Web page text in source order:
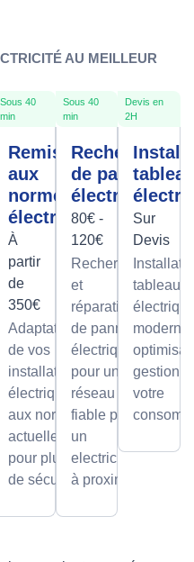
AU MEILLEUR
Sous 40
min
Remise
aux
normes
électrique
À
partir
de
350€
Adaptation
de vos
installations
électriques
aux normes
actuelles
pour plus
de sécurité.
Sous 40
min
Recherche
de panne
électrique
80€ -
120€
Recherche
et
réparation
de pannes
électriques
pour un
réseau
fiable par
un
electricien
à proximité
Devis en
2H
Sur
Devis
tableaux
gestion
votre